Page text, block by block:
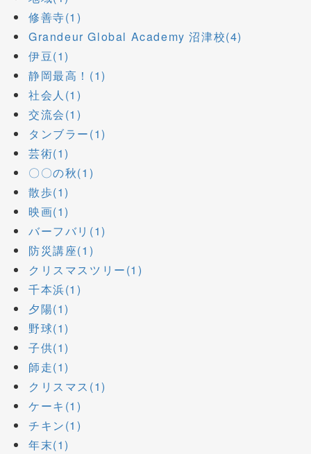
修善寺(1)
Grandeur Global Academy 沼津校(4)
伊豆(1)
静岡最高！(1)
社会人(1)
交流会(1)
タンブラー(1)
芸術(1)
〇〇の秋(1)
散歩(1)
映画(1)
バーフバリ(1)
防災講座(1)
クリスマスツリー(1)
千本浜(1)
夕陽(1)
野球(1)
子供(1)
師走(1)
クリスマス(1)
ケーキ(1)
チキン(1)
年末(1)